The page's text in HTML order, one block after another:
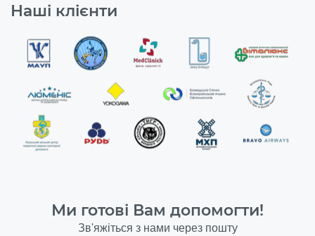
Наші клієнти
Ми готові Вам допомогти!
Зв'яжіться з нами через пошту